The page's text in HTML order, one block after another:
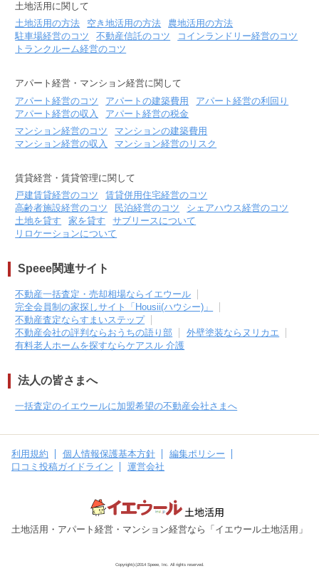
土地活用に関して
土地活用の方法
空き地活用の方法
農地活用の方法
駐車場経営のコツ
不動産信託のコツ
コインランドリー経営のコツ
トランクルーム経営のコツ
アパート経営・マンション経営に関して
アパート経営のコツ
アパートの建築費用
アパート経営の利回り
アパート経営の収入
アパート経営の税金
マンション経営のコツ
マンションの建築費用
マンション経営の収入
マンション経営のリスク
賃貸経営・賃貸管理に関して
戸建賃貸経営のコツ
賃貸併用住宅経営のコツ
高齢者施設経営のコツ
民泊経営のコツ
シェアハウス経営のコツ
土地を貸す
家を貸す
サブリースについて
リロケーションについて
Speee関連サイト
不動産一括査定・売却相場ならイエウール
完全会員制の家探しサイト「Housii(ハウシー)」
不動産査定ならすまいステップ
不動産会社の評判ならおうちの語り部
外壁塗装ならヌリカエ
有料老人ホームを探すならケアスル 介護
法人の皆さまへ
一括査定のイエウールに加盟希望の不動産会社さまへ
土地活用・アパート経営・マンション経営なら「イエウール土地活用」
利用規約 個人情報保護基本方針
編集ポリシー
口コミ投稿ガイドライン
運営会社
Copyright(c)2014 Speee, Inc. All rights reserved.